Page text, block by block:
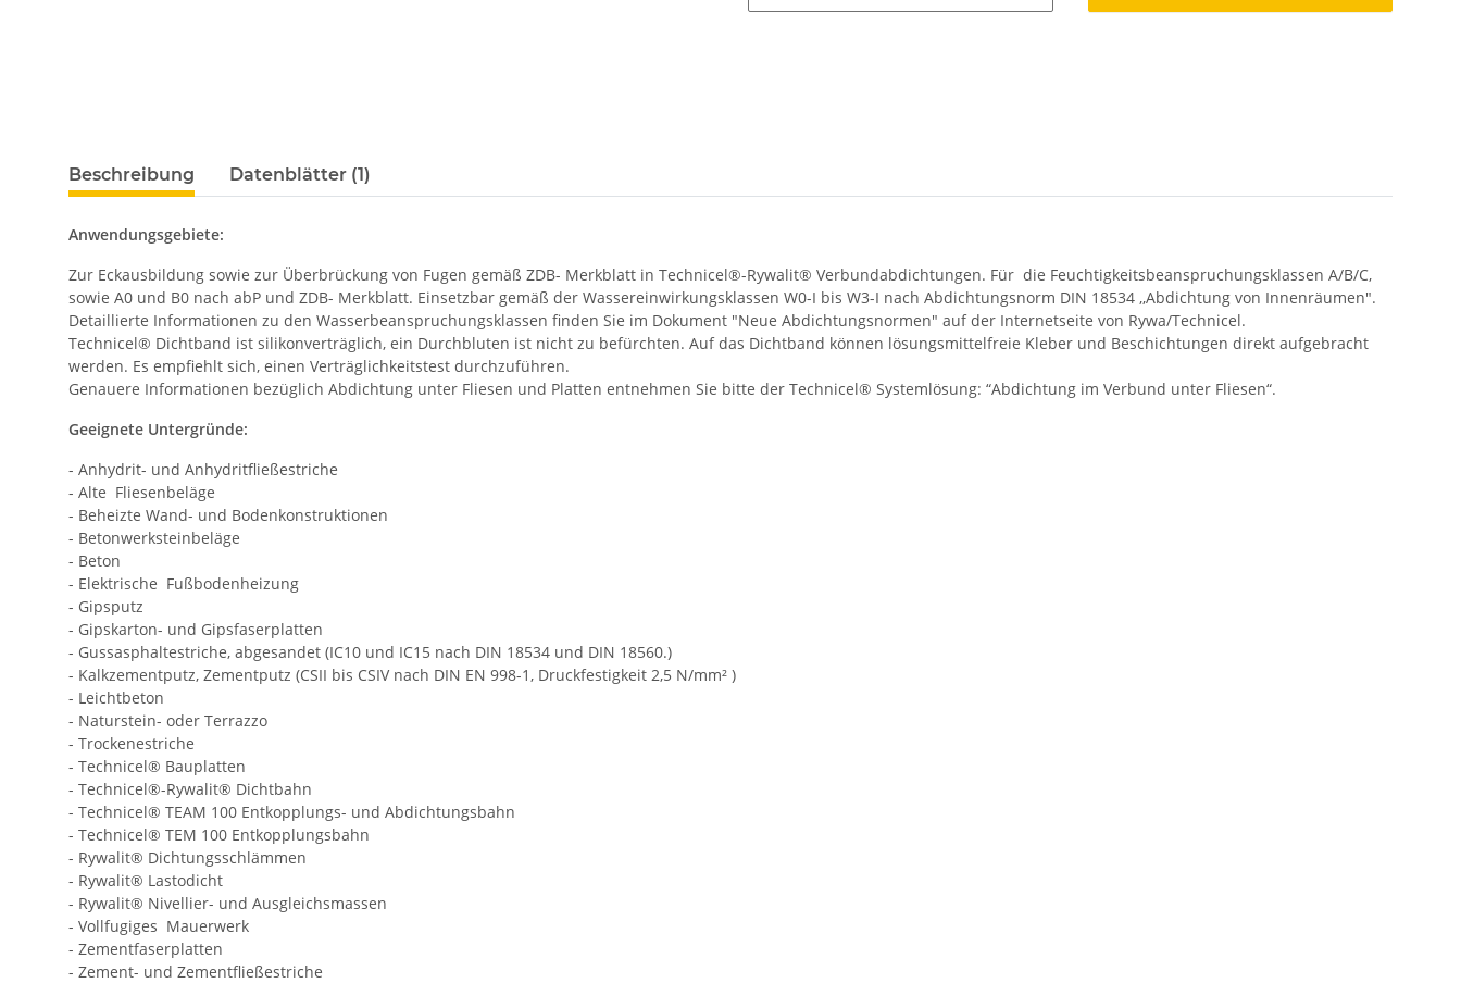
Beschreibung Datenblätter (1)
Anwendungsgebiete:
Zur Eckausbildung sowie zur Überbrückung von Fugen gemäß ZDB- Merkblatt in Technicel®-Rywalit® Verbundabdichtungen. Für die Feuchtigkeitsbeanspruchungsklassen A/B/C,
sowie A0 und B0 nach abP und ZDB- Merkblatt. Einsetzbar gemäß der Wassereinwirkungsklassen W0-I bis W3-I nach Abdichtungsnorm DIN 18534 ,,Abdichtung von Innenräumen".
Detaillierte Informationen zu den Wasserbeanspruchungsklassen finden Sie im Dokument "Neue Abdichtungsnormen" auf der Internetseite von Rywa/Technicel.
Technicel® Dichtband ist silikonverträglich, ein Durchbluten ist nicht zu befürchten. Auf das Dichtband können lösungsmittelfreie Kleber und Beschichtungen direkt aufgebracht
werden. Es empfiehlt sich, einen Verträglichkeitstest durchzuführen.
Genauere Informationen bezüglich Abdichtung unter Fliesen und Platten entnehmen Sie bitte der Technicel® Systemlösung: “Abdichtung im Verbund unter Fliesen“.
Geeignete Untergründe:
- Anhydrit- und Anhydritfließestriche
- Alte Fliesenbeläge
- Beheizte Wand- und Bodenkonstruktionen
- Betonwerksteinbeläge
- Beton
- Elektrische Fußbodenheizung
- Gipsputz
- Gipskarton- und Gipsfaserplatten
- Gussasphaltestriche, abgesandet (IC10 und IC15 nach DIN 18534 und DIN 18560.)
- Kalkzementputz, Zementputz (CSII bis CSIV nach DIN EN 998-1, Druckfestigkeit 2,5 N/mm² )
- Leichtbeton
- Naturstein- oder Terrazzo
- Trockenestriche
- Technicel® Bauplatten
- Technicel®-Rywalit® Dichtbahn
- Technicel® TEAM 100 Entkopplungs- und Abdichtungsbahn
- Technicel® TEM 100 Entkopplungsbahn
- Rywalit® Dichtungsschlämmen
- Rywalit® Lastodicht
- Rywalit® Nivellier- und Ausgleichsmassen
- Vollfugiges Mauerwerk
- Zementfaserplatten
- Zement- und Zementfließestriche